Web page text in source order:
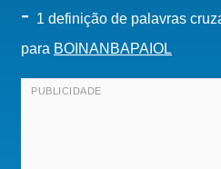
- 1 definição de palavras
para BOINANBAPAIOL